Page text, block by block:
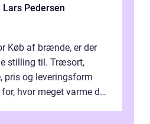
Lars Pedersen
Køb af brænde, er der
stilling til. Træsort,
og leveringsform
hvor meget varme du